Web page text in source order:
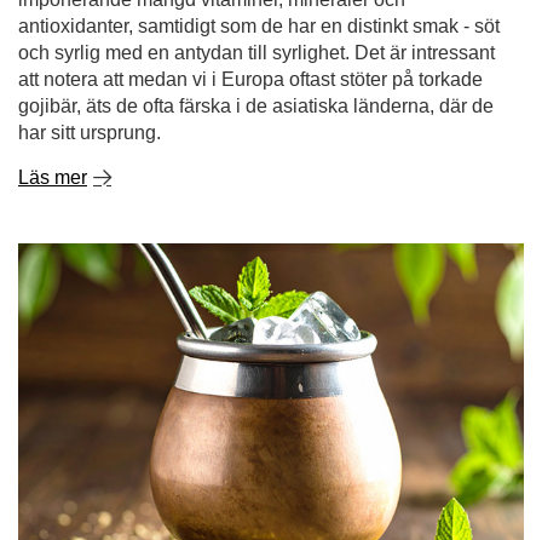
Läs mer
Tereré - vårt sätt att bekämpa värmen!
Det finns inget bättre än att värma kroppen och stimulera
sinnet med en varm infusion av din favorit yerba mate.
Men vad händer när solen börjar steka och din kropp,